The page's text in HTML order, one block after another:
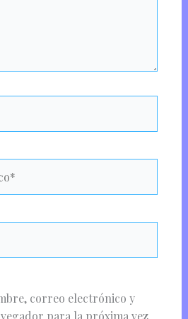
correo electrónico y
para la próxima vez